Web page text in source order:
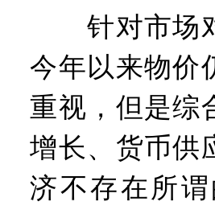
针对市场对
今年以来物价
重视，但是综
增长、货币供
济不存在所